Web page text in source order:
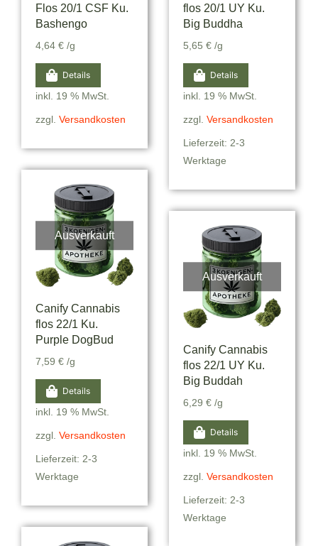
Flos 20/1 CSF Ku.
Bashengo
4,64 € /g
Details
inkl. 19 % MwSt.
zzgl. Versandkosten
flos 20/1 UY Ku.
Big Buddha
5,65 € /g
Details
inkl. 19 % MwSt.
zzgl. Versandkosten
Lieferzeit: 2-3
Werktage
Ausverkauft
Canify Cannabis
flos 22/1 Ku.
Purple DogBud
7,59 € /g
Details
inkl. 19 % MwSt.
zzgl. Versandkosten
Lieferzeit: 2-3
Werktage
Ausverkauft
Canify Cannabis
flos 22/1 UY Ku.
Big Buddah
6,29 € /g
Details
inkl. 19 % MwSt.
zzgl. Versandkosten
Lieferzeit: 2-3
Werktage